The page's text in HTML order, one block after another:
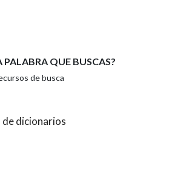
que aparece na imaxe:
PALABRA QUE BUSCAS?
de busca
dicionarios